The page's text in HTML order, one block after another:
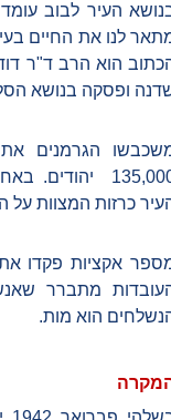
העיר לבוב
לנו את החיים
הוא הרב ד"ר
ופסקה בנושא
כרזות המצוות על
אקציות פקדו
מתברר
הוא מות.